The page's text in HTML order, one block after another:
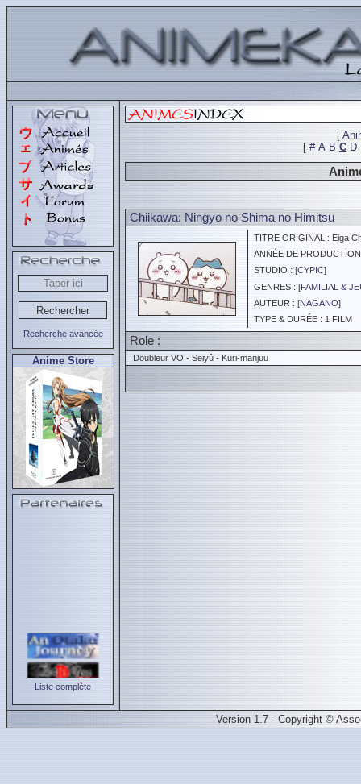
Recherche avancée
Anime Store
Liste complète
[
[ # A B C D
Chiikawa: Ningyo no Shima no Himitsu
TITRE ORIGINAL : Eiga
ANNÉE DE
STUDIO : [CYPIC]
GENRES : [FAMILIAL &
AUTEUR : [NAGANO]
TYPE & DURÉE : 1 FILM
Role :
Doubleur VO - Seiyû - Kuri-manjuu
Version 1.7 - Copyright ©